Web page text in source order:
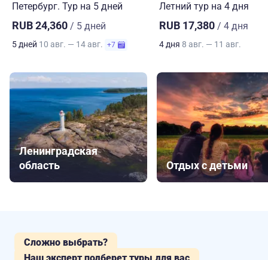
Петербург. Тур на 5 дней
RUB 24,360 / 5 дней
5 дней 10 авг. — 14 авг. +7
Летний тур на 4 дня
RUB 17,380 / 4 дня
4 дня 8 авг. — 11 авг.
Ленинградская
область
Отдых с детьми
Сложно выбрать?